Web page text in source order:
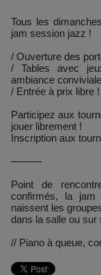
Tous les
jam session jazz !
/ Ouverture des
/ Tables avec
ambiance conviviale
/ Entrée à prix libre !
Participez aux
jouer librement !
Inscription aux
———
Point de
confirmés, la
naissent les
dans la salle ou sur
// Piano à queue,